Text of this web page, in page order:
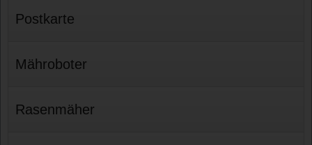
Postkarte
Mähroboter
Rasenmäher